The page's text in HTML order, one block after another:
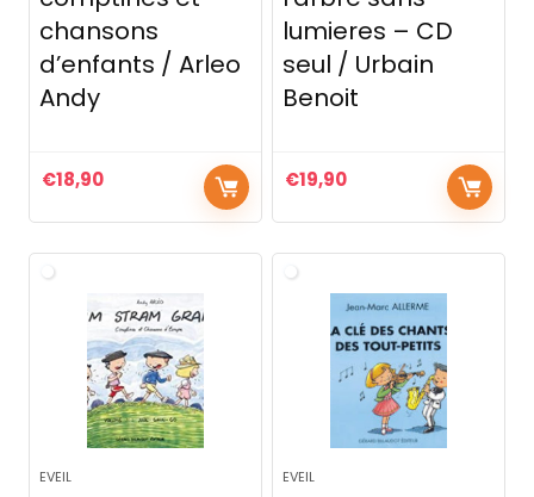
chansons
d’enfants / Arleo
Andy
€18,90
lumieres – CD
seul / Urbain
Benoit
€19,90
EVEIL EVEIL